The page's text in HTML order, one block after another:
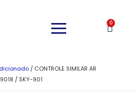
0
/ CONTROLE SIMILAR AR
/ SKY-901